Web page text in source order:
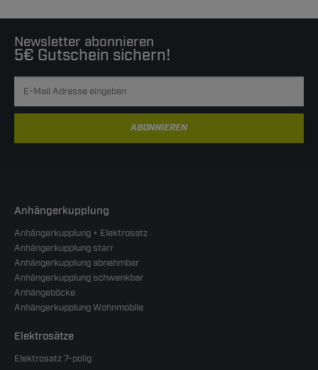
Newsletter abonnieren
5€ Gutschein sichern!
ABONNIEREN
Anhängerkupplung
Anhängerkupplung + Elektrosatz
Anhängerkupplung starr
Anhängerkupplung abnehmbar
Anhängerkupplung schwenkbar
Anhängeböcke
Anhängerkupplung Wohnmobile
Elektrosätze
Elektrosatz 7-polig